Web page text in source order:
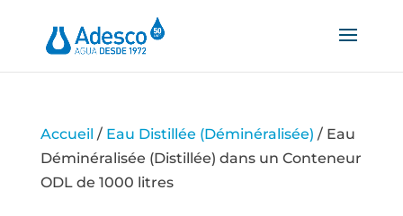
Accueil / Eau Distillée (Déminéralisée) / Eau
Déminéralisée (Distillée) dans un Conteneur
ODL de 1000 litres